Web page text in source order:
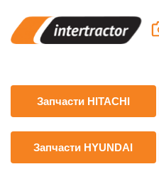
Запчасти HITACHI
Запчасти HYUNDAI